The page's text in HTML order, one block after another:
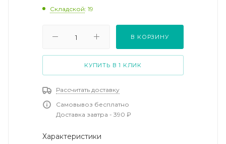
Складской: 19
В КОРЗИНУ
КУПИТЬ В 1 КЛИК
Рассчитать доставку
Самовывоз бесплатно
Доставка завтра - 390 ₽
Характеристики